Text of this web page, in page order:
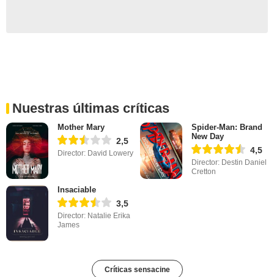
Nuestras últimas críticas
Mother Mary
2,5
Director: David Lowery
Spider-Man: Brand
New Day
4,5
Director: Destin Daniel
Cretton
Insaciable
3,5
Director: Natalie Erika
James
Críticas sensacine